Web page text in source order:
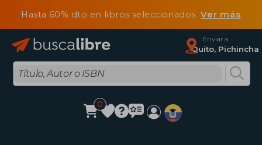
Hasta 60% dto en libros seleccionadosVer más
Enviar a
Quito, Pichincha
0